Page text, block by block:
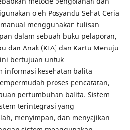
oleh Posyandu Sehat Ceria
menggunakan tulisan
dalam sebuah buku pelaporan,
dan Anak (KIA) dan Kartu Menuju
ini bertujuan untuk
informasi kesehatan balita
proses pencatatan,
pertumbuhan balita. Sistem
terintegrasi yang
menyimpan, dan menyajikan